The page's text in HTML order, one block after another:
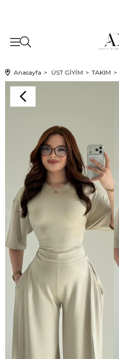
Anasayfa ÜST GİYİM TAKIM